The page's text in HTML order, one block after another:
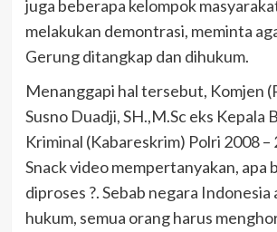
juga beberapa kelompok
melakukan demontrasi, meminta
Gerung ditangkap dan dihukum.
Menanggapi hal tersebut, Komjen
Susno Duadji, SH.,M.Sc eks Kepala
Kriminal (Kabareskrim) Polri 2008 –
Snack video mempertanyakan, apa
diproses ?. Sebab negara Indonesia
hukum, semua orang harus